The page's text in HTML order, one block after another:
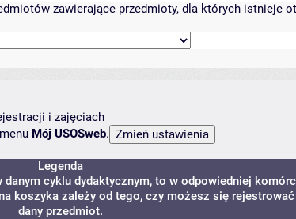
zawierające przedmioty, dla których istnieje
i zajęciach
Mój USOSweb.
Legenda
cyklu dydaktycznym, to w odpowiedniej
koszyka zależy od tego, czy możesz się rejestrować
dany przedmiot.